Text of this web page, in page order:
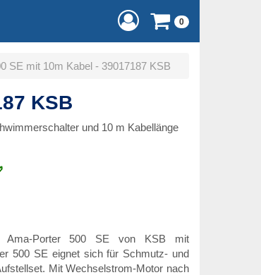
0
SE mit 10m Kabel - 39017187 KSB
KSB
und 10 m Kabellänge
Ama-Porter 500 SE von KSB mit
500 SE eignet sich für Schmutz- und
Mit Wechselstrom-Motor nach